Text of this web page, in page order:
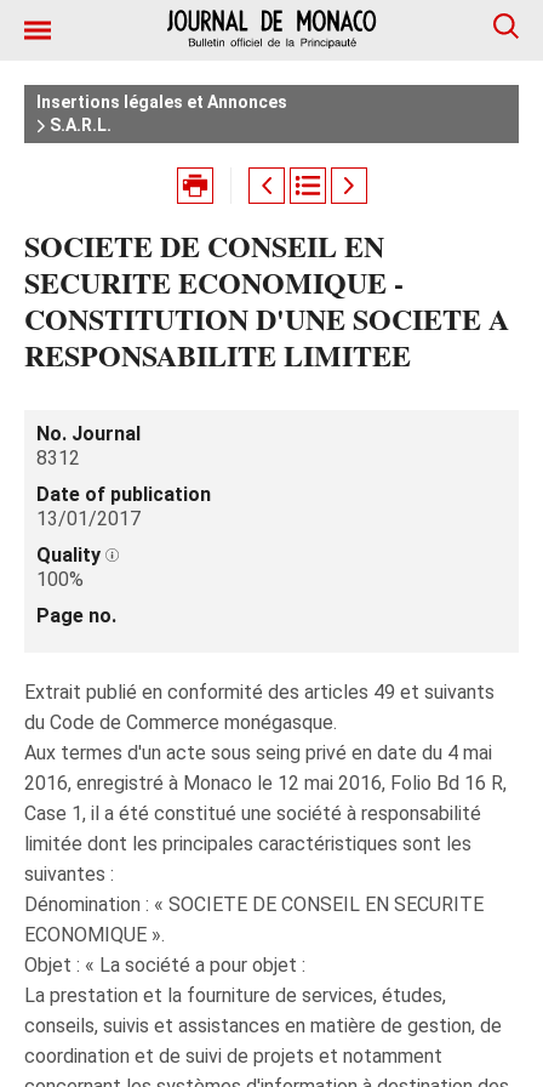
Insertions légales et Annonces
S.A.R.L.
SOCIETE DE CONSEIL EN
SECURITE ECONOMIQUE -
CONSTITUTION D'UNE SOCIETE A
RESPONSABILITE LIMITEE
No. Journal
8312
Date of publication
13/01/2017
Quality
100%
Page no.
Extrait publié en conformité des articles 49 et suivants
du Code de Commerce monégasque.
Aux termes d'un acte sous seing privé en date du 4 mai
2016, enregistré à Monaco le 12 mai 2016, Folio Bd 16 R,
Case 1, il a été constitué une société à responsabilité
limitée dont les principales caractéristiques sont les
suivantes :
Dénomination : « SOCIETE DE CONSEIL EN SECURITE
ECONOMIQUE ».
Objet : « La société a pour objet :
La prestation et la fourniture de services, études,
conseils, suivis et assistances en matière de gestion, de
coordination et de suivi de projets et notamment